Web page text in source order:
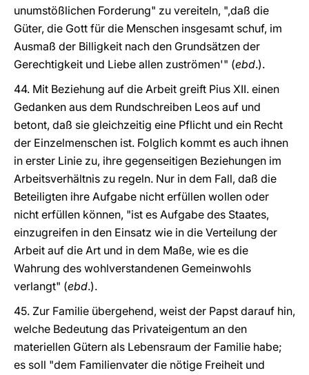
unumstößlichen Forderung" zu vereiteln, ",daß die
Güter, die Gott für die Menschen insgesamt schuf, im
Ausmaß der Billigkeit nach den Grundsätzen der
Gerechtigkeit und Liebe allen zuströmen'" (ebd.).
44. Mit Beziehung auf die Arbeit greift Pius XII. einen
Gedanken aus dem Rundschreiben Leos auf und
betont, daß sie gleichzeitig eine Pflicht und ein Recht
der Einzelmenschen ist. Folglich kommt es auch ihnen
in erster Linie zu, ihre gegenseitigen Beziehungen im
Arbeitsverhältnis zu regeln. Nur in dem Fall, daß die
Beteiligten ihre Aufgabe nicht erfüllen wollen oder
nicht erfüllen können, "ist es Aufgabe des Staates,
einzugreifen in den Einsatz wie in die Verteilung der
Arbeit auf die Art und in dem Maße, wie es die
Wahrung des wohlverstandenen Gemeinwohls
verlangt" (ebd.).
45. Zur Familie übergehend, weist der Papst darauf hin,
welche Bedeutung das Privateigentum an den
materiellen Gütern als Lebensraum der Familie habe;
es soll "dem Familienvater die nötige Freiheit und